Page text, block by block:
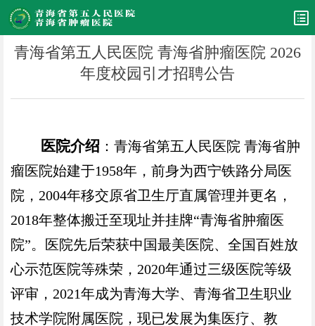
青海省第五人民医院 青海省肿瘤医院 2026
年度校园引才招聘公告
医院介绍 ：青海省第五人民医院 青海省肿
瘤医院始建于1958年，前身为西宁铁路分局医
院， 2004年移交原省卫生厅直属管理并更名，
2018年整体搬迁至现址并挂牌“青海省肿瘤医
院”。医院先后荣获中国最美医院、全国百姓放
心示范医院等殊荣， 2020年通过三级医院等级
评审， 2021年成为青海大学、青海省卫生职业
技术学院附属医院，现已发展为集医疗、教